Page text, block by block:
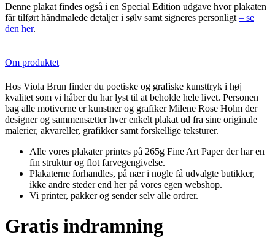
Denne plakat findes også i en Special Edition udgave hvor plakaten
får tilført håndmalede detaljer i sølv samt signeres personligt – se
den her.
Om produktet
Hos Viola Brun finder du poetiske og grafiske kunsttryk i høj
kvalitet som vi håber du har lyst til at beholde hele livet. Personen
bag alle motiverne er kunstner og grafiker Milene Rose Holm der
designer og sammensætter hver enkelt plakat ud fra sine originale
malerier, akvareller, grafikker samt forskellige teksturer.
Alle vores plakater printes på 265g Fine Art Paper der har en
fin struktur og flot farvegengivelse.
Plakaterne forhandles, på nær i nogle få udvalgte butikker,
ikke andre steder end her på vores egen webshop.
Vi printer, pakker og sender selv alle ordrer.
Gratis indramning